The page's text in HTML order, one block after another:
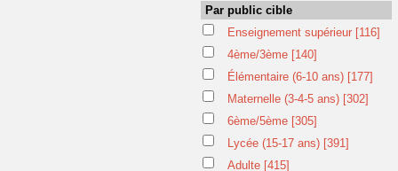
Par public cible
Enseignement supérieur [116]
4ème/3ème [140]
Élémentaire (6-10 ans) [177]
Maternelle (3-4-5 ans) [302]
6ème/5ème [305]
Lycée (15-17 ans) [391]
Adulte [415]